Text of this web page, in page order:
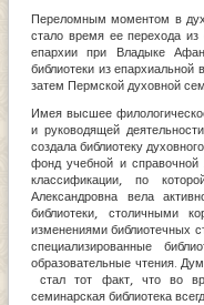
Переломным моментом в
стало время ее перехода из
епархии при Владыке
библиотеки из епархиальной
затем Пермской духовной
Имея высшее
и руководящей
создала библиотеку
фонд учебной и справочной
классификации, по
Александровна вела
библиотеки, столичными
изменениями библиотечных
специализированные
образовательные чтения.
стал тот факт, что во
семинарская библиотека